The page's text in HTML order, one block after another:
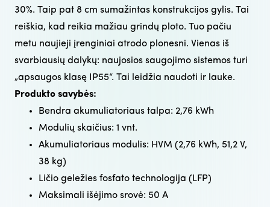
30%. Taip pat 8 cm sumažintas konstrukcijos gylis. Tai
reiškia, kad reikia mažiau grindų ploto. Tuo pačiu
metu naujieji įrenginiai atrodo plonesni. Vienas iš
svarbiausių dalykų: naujosios saugojimo sistemos turi
„apsaugos klasę IP55“. Tai leidžia naudoti ir lauke.
Produkto savybės:
Bendra akumuliatoriaus talpa: 2,76 kWh
Modulių skaičius: 1 vnt.
Akumuliatoriaus modulis: HVM (2,76 kWh, 51,2 V,
38 kg)
Ličio geležies fosfato technologija (LFP)
Maksimali išėjimo srovė: 50 A